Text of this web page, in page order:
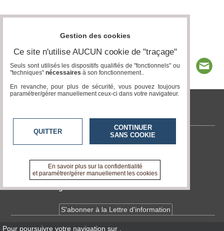
tvlocale.fr
Contactez-nous
A propos de tvlocale.fr
Devenir délégué
S'abonner à la Lettre d'information
Pour poursuivre votre navigation sur
Gestion des cookies
Ce site n'utilise AUCUN cookie de "traçage"
Seuls sont utilisés les dispositifs qualifiés de "fonctionnels" ou
"techniques" nécessaires à son fonctionnement..
En revanche, pour plus de sécurité, vous pouvez toujours
paramétrer/gérer manuellement ceux-ci dans votre navigateur.
QUITTER
CONTINUER
SANS COOKIE
En savoir plus sur la confidentialité
et paramétrer/gérer manuellement les cookies